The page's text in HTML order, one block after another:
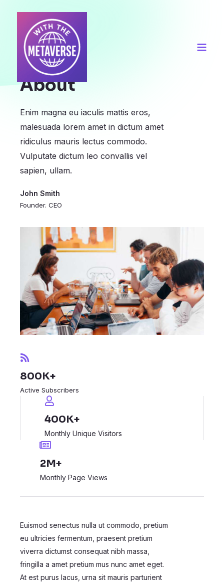
About
Enim magna eu iaculis mattis eros,
malesuada lorem amet in dictum amet
ridiculus mauris lectus commodo.
Vulputate dictum leo convallis vel
sapien, ullam.
John Smith
Founder. CEO
800K+
Active Subscribers
400K+
Monthly Unique Visitors
2M+
Monthly Page Views
Euismod senectus nulla ut commodo, pretium
eu ultricies fermentum, praesent pretium
viverra dictumst consequat nibh massa,
fringilla a amet pretium mus nunc amet eget.
At est purus lacus, urna sit mauris parturient